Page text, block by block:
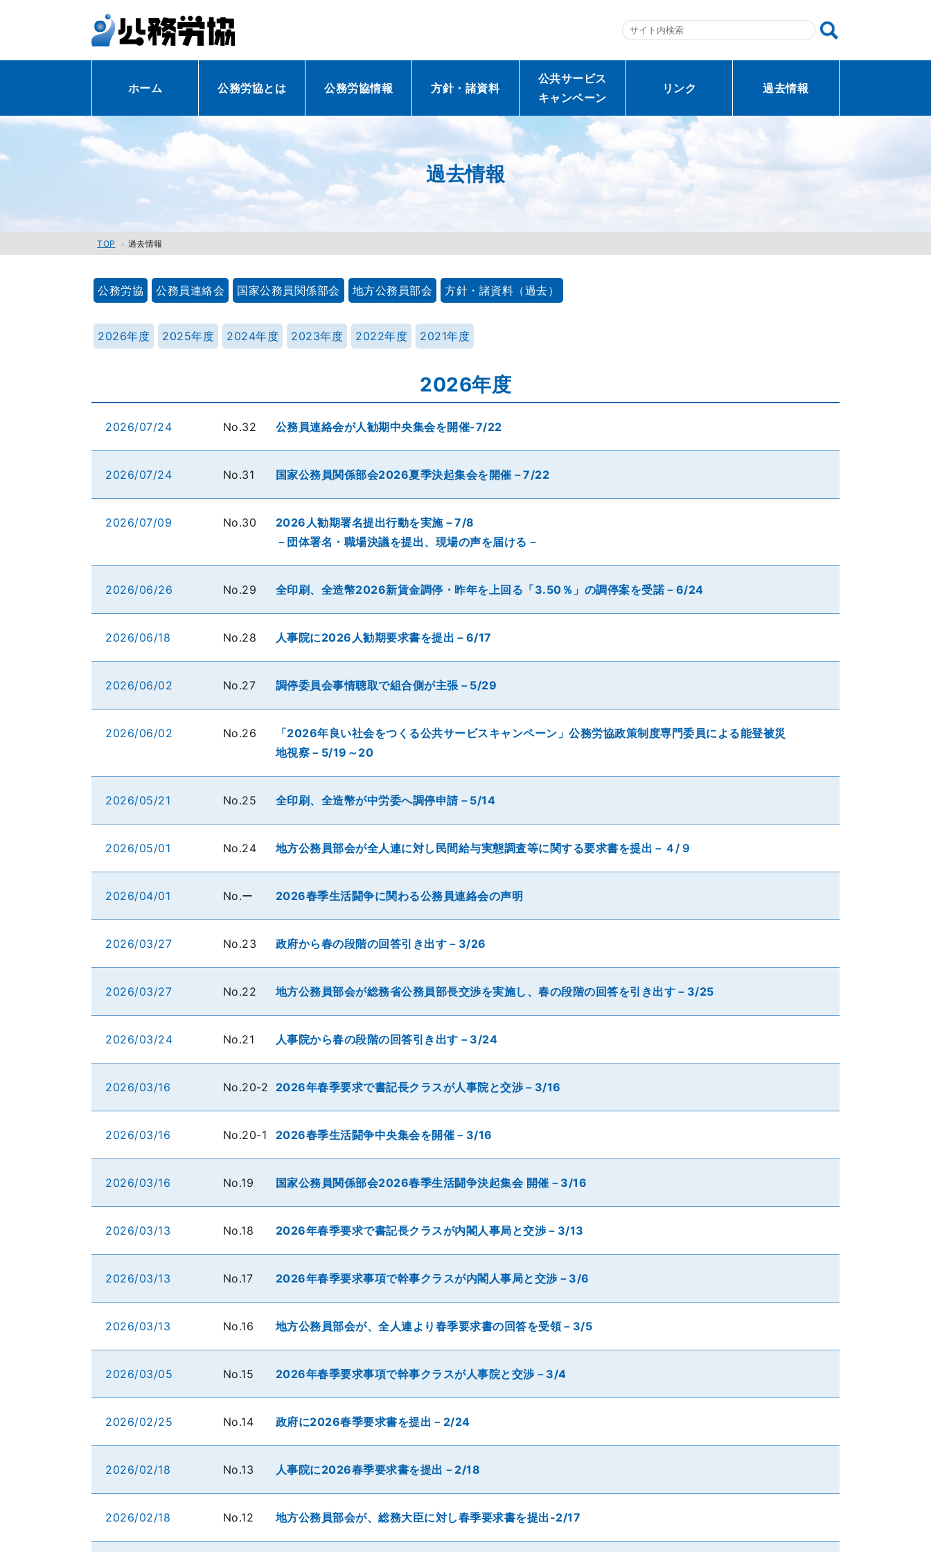
ホーム 公務労協とは 公務労協情報 方針・諸資料
公共サービス
キャンペーン
リンク 過去情報
過去情報
TOP 過去情報
公務労協 公務員連絡会 国家公務員関係部会 地方公務員部会 方針・諸資料（過去）
2026年度 2025年度 2024年度 2023年度 2022年度 2021年度
2026年度
2026/07/24 No.32 公務員連絡会が人勧期中央集会を開催-7/22
2026/07/24 No.31 国家公務員関係部会2026夏季決起集会を開催－7/22
2026/07/09 No.30
2026人勧期署名提出行動を実施－7/8
－団体署名・職場決議を提出、現場の声を届ける－
2026/06/26 No.29 全印刷、全造幣2026新賃金調停・昨年を上回る「3.50％」の調停案を受諾－6/24
2026/06/18 No.28 人事院に2026人勧期要求書を提出－6/17
2026/06/02 No.27 調停委員会事情聴取で組合側が主張－5/29
2026/06/02 No.26
「2026年良い社会をつくる公共サービスキャンペーン」公務労協政策制度専門委員による能登被災
地視察－5/19～20
2026/05/21 No.25 全印刷、全造幣が中労委へ調停申請－5/14
2026/05/01 No.24 地方公務員部会が全人連に対し民間給与実態調査等に関する要求書を提出－４/９
2026/04/01 No.ー 2026春季生活闘争に関わる公務員連絡会の声明
2026/03/27 No.23 政府から春の段階の回答引き出す－3/26
2026/03/27 No.22 地方公務員部会が総務省公務員部長交渉を実施し、春の段階の回答を引き出す－3/25
2026/03/24 No.21 人事院から春の段階の回答引き出す－3/24
2026/03/16 No.20-2 2026年春季要求で書記長クラスが人事院と交渉－3/16
2026/03/16 No.20-1 2026春季生活闘争中央集会を開催－3/16
2026/03/16 No.19 国家公務員関係部会2026春季生活闘争決起集会 開催－3/16
2026/03/13 No.18 2026年春季要求で書記長クラスが内閣人事局と交渉－3/13
2026/03/13 No.17 2026年春季要求事項で幹事クラスが内閣人事局と交渉－3/6
2026/03/13 No.16 地方公務員部会が、全人連より春季要求書の回答を受領－3/5
2026/03/05 No.15 2026年春季要求事項で幹事クラスが人事院と交渉－3/4
2026/02/25 No.14 政府に2026春季要求書を提出－2/24
2026/02/18 No.13 人事院に2026春季要求書を提出－2/18
2026/02/18 No.12 地方公務員部会が、総務大臣に対し春季要求書を提出-2/17